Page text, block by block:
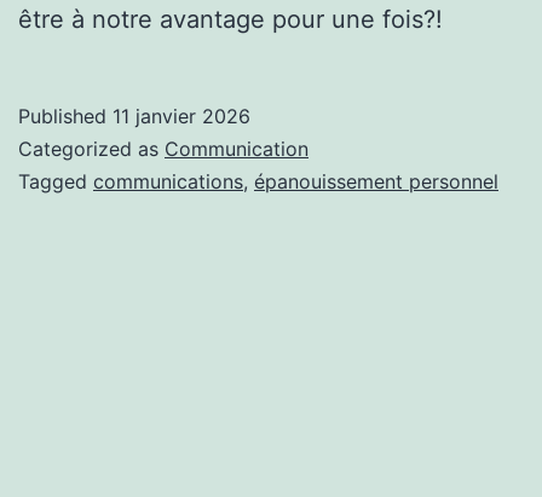
être à notre avantage pour une fois?!
Published 11 janvier 2026
Categorized as Communication
Tagged communications, épanouissement personnel